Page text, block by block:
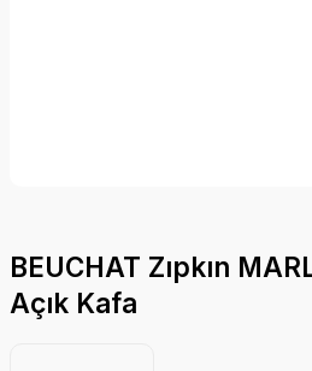
BEUCHAT Zıpkın
Açık Kafa